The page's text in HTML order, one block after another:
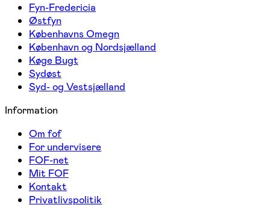
Fyn-Fredericia
Østfyn
Københavns Omegn
København og Nordsjælland
Køge Bugt
Sydøst
Syd- og Vestsjælland
Information
Om fof
For undervisere
FOF-net
Mit FOF
Kontakt
Privatlivspolitik